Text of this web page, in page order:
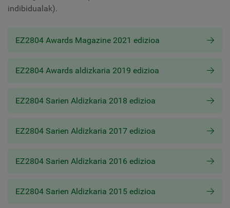
indibidualak).
EZ2804 Awards Magazine 2021 edizioa
EZ2804 Awards aldizkaria 2019 edizioa
EZ2804 Sarien Aldizkaria 2018 edizioa
EZ2804 Sarien Aldizkaria 2017 edizioa
EZ2804 Sarien Aldizkaria 2016 edizioa
EZ2804 Sarien Aldizkaria 2015 edizioa